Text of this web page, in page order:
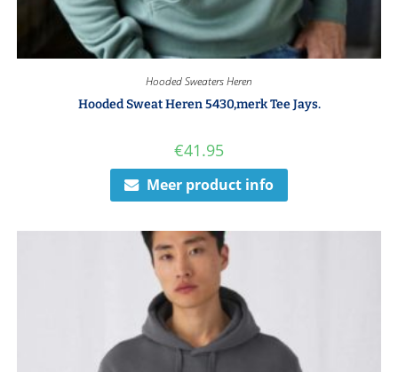
Hooded Sweaters Heren
Hooded Sweat Heren 5430,merk Tee Jays.
€41.95
Meer product info